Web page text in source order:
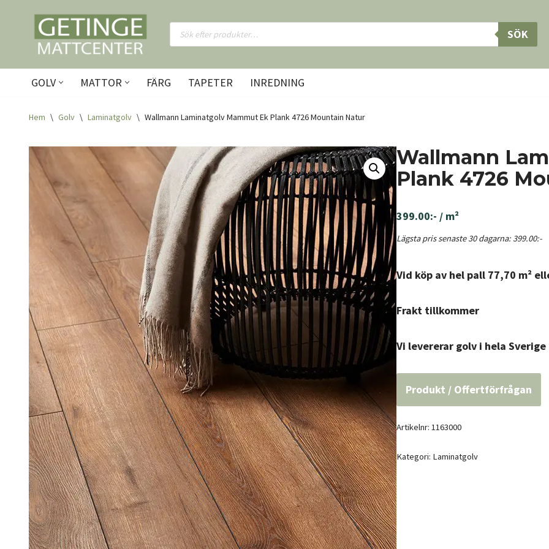
Hoppa
innehåll
SÖK
GOLV MATTOR FÄRG TAPETER INREDNING
Hem \ Golv \ Laminatgolv \ Wallmann Laminatgolv Mammut Ek Plank 4726 Mountain Natur
Wallmann
Plank 4726
399.00:- / m²
Lägsta pris senaste 30 dagarna: 399.00:-
Vid köp av hel pall 77,70 m²
Frakt tillkommer
Vi levererar golv i hela Sverige
Produkt / Offertförfrågan
Artikelnr: 1163000
Kategori: Laminatgolv